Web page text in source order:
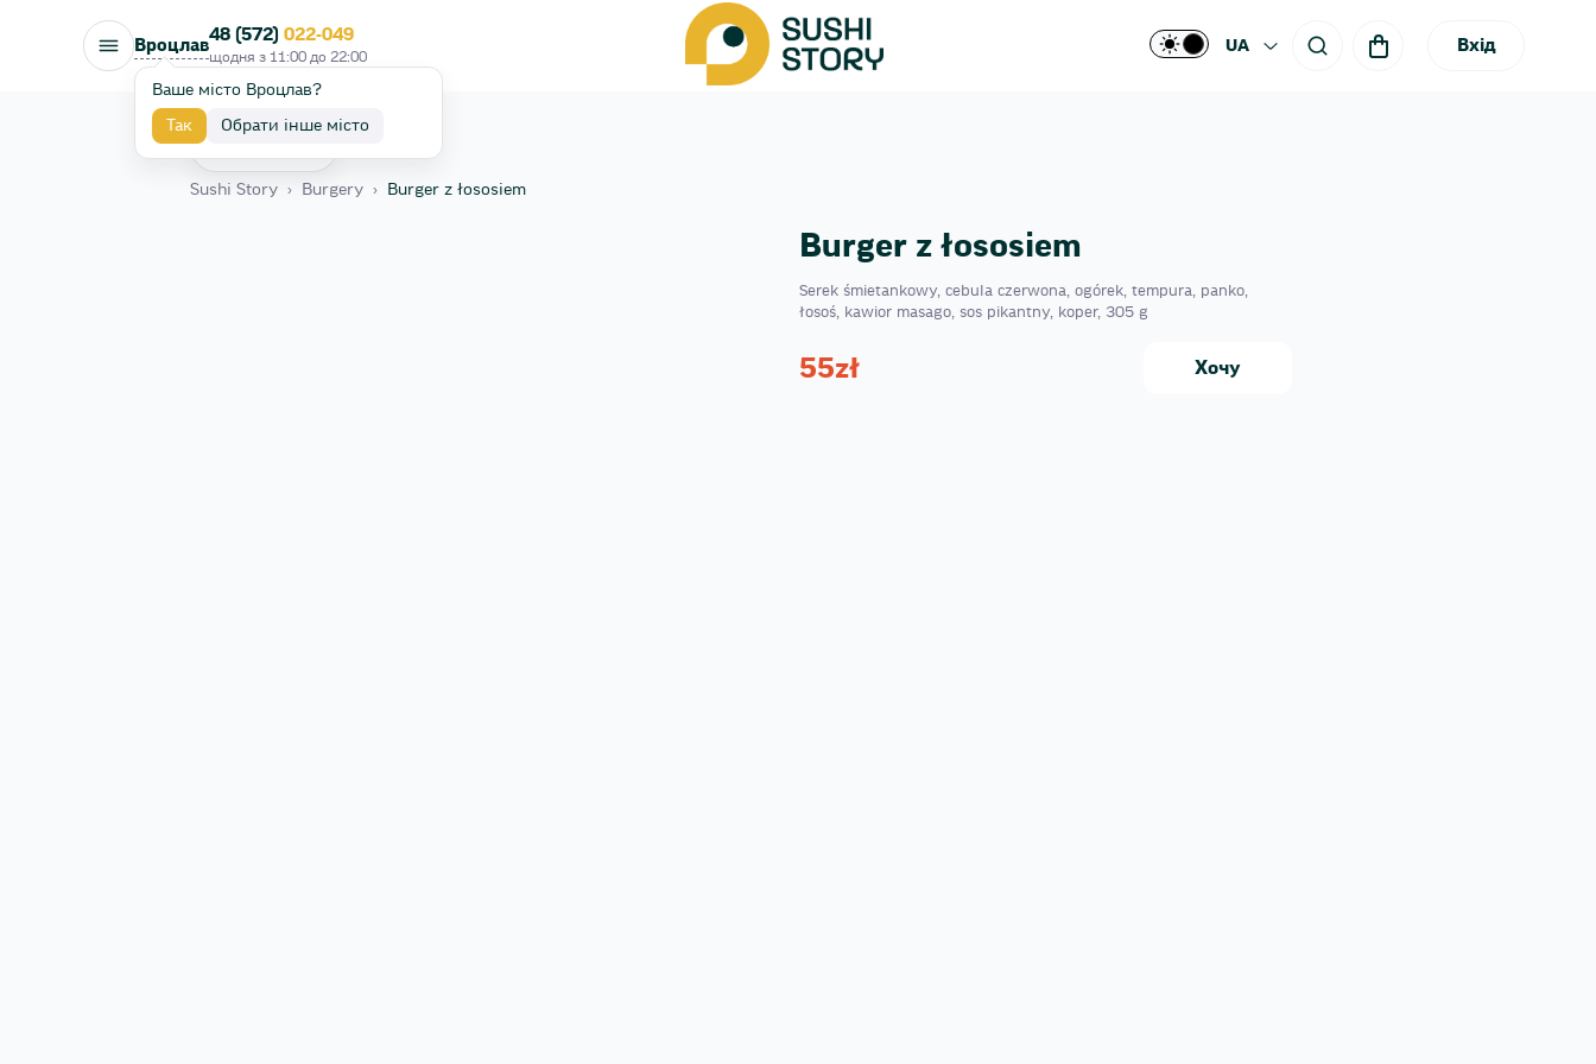
Вроцлав
Ваше місто Вроцлав?
Так Обрати інше місто
48 (572) 022-049
щодня з 11:00 до 22:00
UA Вхід
Sushi Story › Burgery › Burger z łososiem
Burger z łososiem
Serek śmietankowy, cebula czerwona, ogórek, tempura, panko,
łosoś, kawior masago, sos pikantny, koper, 305 g
55zł Хочу